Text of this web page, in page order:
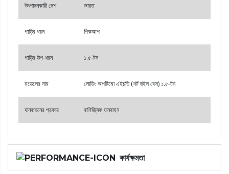
উৎপাদনকারী দেশ ভারত
গাড়ির ধরন পিকআপ
গাড়ির উপ-ধরন ১.৫-টন
মডেলের নাম লোডিং অপটিমো এইচডি (শর্ট হুইল বেস) ১.৫-টন
যানবাহনের প্রকার বাণিজ্যিক যানবাহন
কার্যক্ষমতা